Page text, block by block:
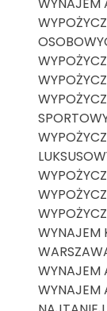
WYNAJEM
WYNAJEM
WYNAJEM
WYNAJEM